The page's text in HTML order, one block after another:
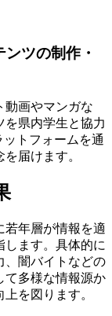
ンツの制作・
動画やマンガな
を県内学生と協力
トフォームを通
届けます。
若年層が情報を適
します。具体的に
、闇バイトなどの
て多様な情報源か
を図ります。